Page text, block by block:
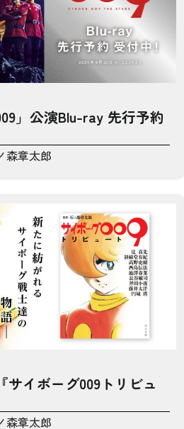
」公演Blu-ray 先行予約
森章太郎
サイボーグ009トリビュ
森章太郎